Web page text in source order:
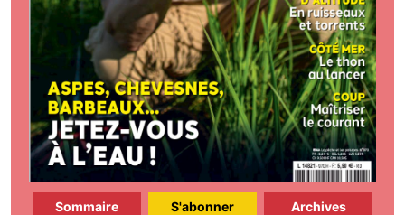
Sommaire S'abonner Archives